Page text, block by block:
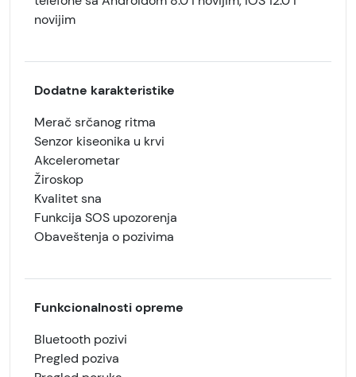
novijim
Dodatne karakteristike
Merač srčanog ritma
Senzor kiseonika u krvi
Akcelerometar
Žiroskop
Kvalitet sna
Funkcija SOS upozorenja
Obaveštenja o pozivima
Funkcionalnosti opreme
Bluetooth pozivi
Pregled poziva